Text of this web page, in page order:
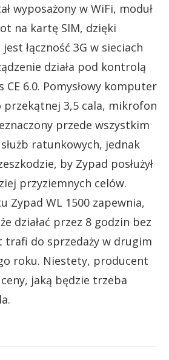
wyposażony w WiFi, moduł
na kartę SIM, dzięki
łączność 3G w sieciach
działa pod kontrolą
CE 6.0. Pomysłowy komputer
przekątnej 3,5 cala, mikrofon
przede wszystkim
ratunkowych, jednak
by Zypad posłużył
przyziemnych celów.
Zypad WL 1500 zapewnia,
działać przez 8 godzin bez
trafi do sprzedaży w drugim
roku. Niestety, producent
jaką będzie trzeba